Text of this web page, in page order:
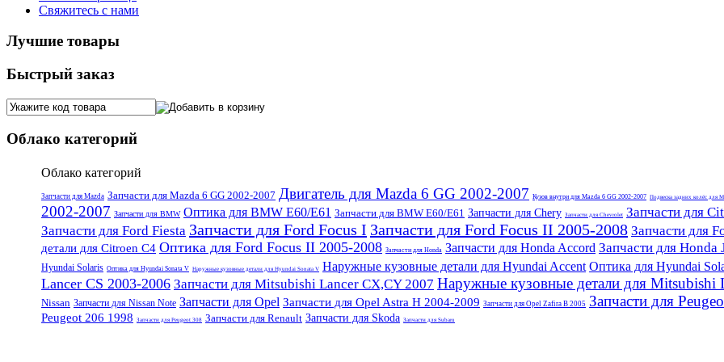
Свяжитесь с нами
Лучшие товары
Быстрый заказ
Облако категорий
Облако категорий
Запчасти для Mazda Запчасти для Mazda 6 GG 2002-2007 Двигатель для Mazda 6 GG 2002-2007 Кузов внутри для Mazda 6 GG 2002-2007 Подвеска задних колёс для
2002-2007 Запчасти для BMW Оптика для BMW E60/E61 Запчасти для BMW E60/E61 Запчасти для Chery Запчасти для Chevrolet Запчасти для
Запчасти для Ford Fiesta Запчасти для Ford Focus I Запчасти для Ford Focus II 2005-2008 Запчасти для
детали для Citroen C4 Оптика для Ford Focus II 2005-2008 Запчасти для Honda Запчасти для Honda Accord Запчасти для Honda
Hyundai Solaris Оптика для Hyundai Sonata V Наружные кузовные детали для Hyundai Sonata V Наружные кузовные детали для Hyundai Accent Оптика для Hyundai
Lancer CS 2003-2006 Запчасти для Mitsubishi Lancer CX,CY 2007 Наружные кузовные детали для Mitsubishi
Nissan Запчасти для Nissan Note Запчасти для Opel Запчасти для Opel Astra H 2004-2009 Запчасти для Opel Zafira B 2005 Запчасти для
Peugeot 206 1998 Запчасти для Peugeot 308 Запчасти для Renault Запчасти для Skoda Запчасти для Subaru